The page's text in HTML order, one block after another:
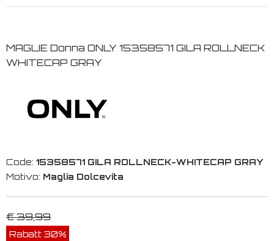
MAGLIE Donna ONLY 15358571 GILA ROLLNECK
WHITECAP GRAY
Code: 15358571 GILA ROLLNECK-WHITECAP GRAY
Motivo: Maglia Dolcevita
€ 39,99
Rabatt 30%